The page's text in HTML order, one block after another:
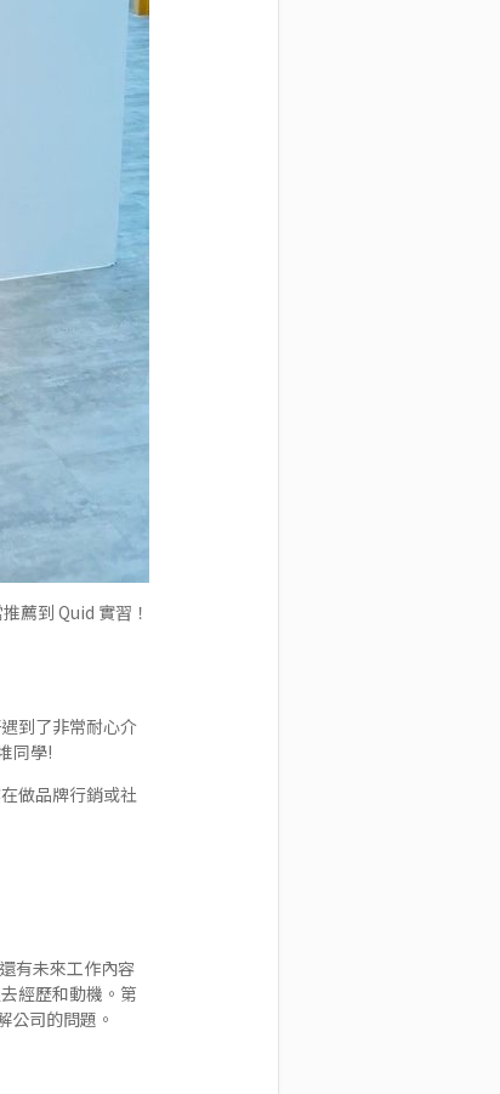
薦到 Quid 實習！
到了非常耐心介
同學!
做品牌行銷或社
有未來工作內容
經歷和動機。第
公司的問題。